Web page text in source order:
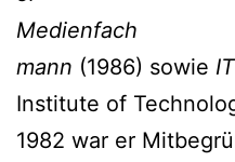
Medienfach
mann (1986) sowie
Institute of
1982 war er